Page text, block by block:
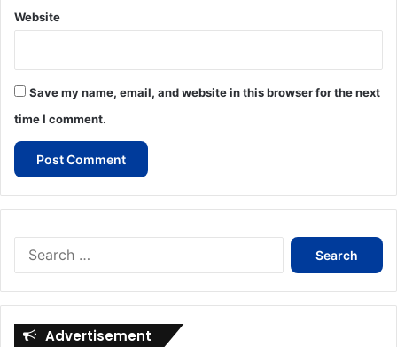
Website
Save my name, email, and website in this browser for the next
time I comment.
Search
for:
Advertisement